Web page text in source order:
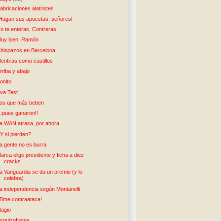
alatristes
sus apuestas, señores!
te enteras, Contreras
bien, Ramón
en Barcelona
como castillos
y abajo
Test
que más beben
…pues ganaron!!
La WAN atrasa, por ahora
si pierden?
gente no es burra
elige presidente y ficha a diez
cracks
La Vanguardia se da un premio (y lo
celebra)
independencia según Montanelli
contraataca!